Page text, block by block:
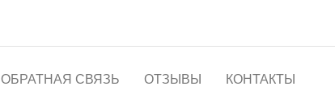
ОБРАТНАЯ СВЯЗЬ ОТЗЫВЫ КОНТАКТЫ